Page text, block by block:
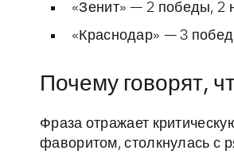
«Зенит» — 2 победы, 2
«Краснодар» — 3
Почему говорят,
Фраза отражает
фаворитом, столкнулась с